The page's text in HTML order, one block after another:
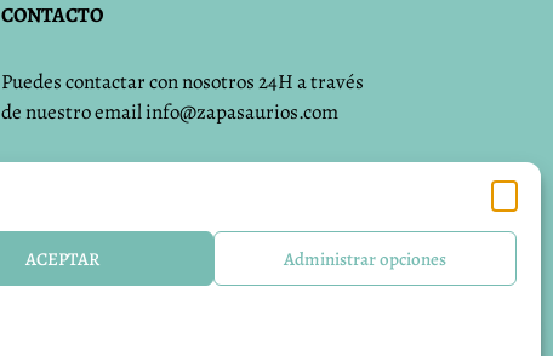
ACEPTAR Administrar opciones
CONTACTO
Puedes contactar con nosotros 24H a través
de nuestro email info@zapasaurios.com